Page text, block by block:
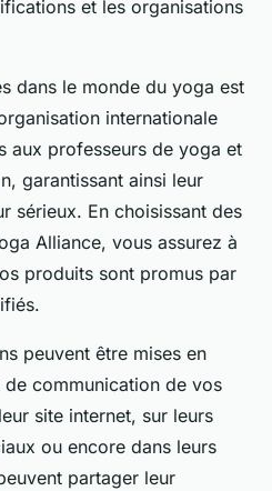
et les organisations
dans le monde du yoga est
internationale
aux professeurs de yoga et
garantissant ainsi leur
sérieux. En choisissant des
Alliance, vous assurez à
produits sont promus par
peuvent être mises en
communication de vos
site internet, sur leurs
ou encore dans leurs
partager leur